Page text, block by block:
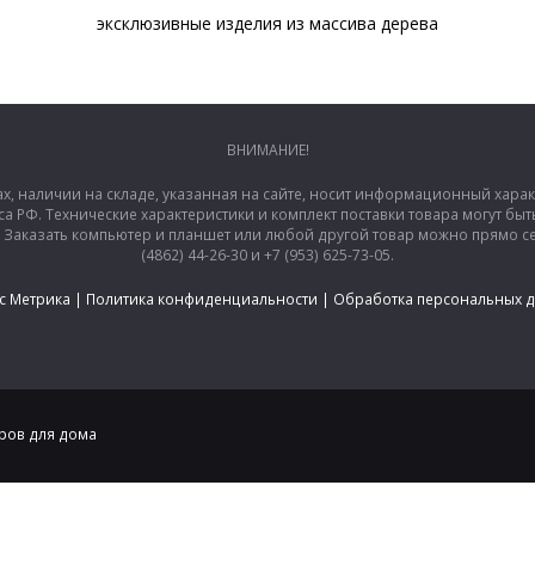
эксклюзивные изделия из массива дерева
ВНИМАНИЕ!
наличии на складе, указанная на сайте, носит информационный
РФ. Технические характеристики и комплект поставки товара могут
компьютер и планшет или любой другой товар можно прямо
(4862) 44-26-30 и +7 (953) 625-73-05.
Метрика | Политика конфиденциальности | Обработка персональных
для дома